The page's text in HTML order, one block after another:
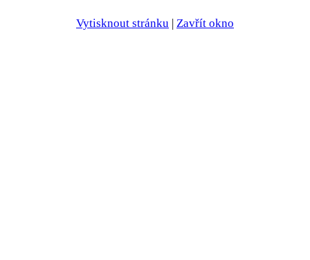
Vytisknout stránku | Zavřít okno